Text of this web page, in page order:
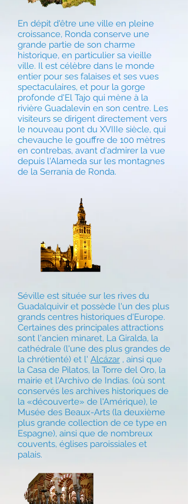
En dépit d'être une ville en pleine
croissance, Ronda conserve une
grande partie de son charme
historique, en particulier sa vieille
ville. Il est célèbre dans le monde
entier pour ses falaises et ses vues
spectaculaires, et pour la gorge
profonde d'El Tajo qui mène à la
rivière Guadalevín en son centre. Les
visiteurs se dirigent directement vers
le nouveau pont du XVIIIe siècle, qui
chevauche le gouffre de 100 mètres
en contrebas, avant d'admirer la vue
depuis l'Alameda sur les montagnes
de la Serranía de Ronda.
Séville est située sur les rives du
Guadalquivir et possède l'un des plus
grands centres historiques d'Europe.
Certaines des principales attractions
sont l'ancien minaret, La Giralda, la
cathédrale (l'une des plus grandes de
la chrétienté) et l' Alcázar , ainsi que
la Casa de Pilatos, la Torre del Oro, la
mairie et l'Archivo de Indias. (où sont
conservés les archives historiques de
la «découverte» de l'Amérique), le
Musée des Beaux-Arts (la deuxième
plus grande collection de ce type en
Espagne), ainsi que de nombreux
couvents, églises paroissiales et
palais.